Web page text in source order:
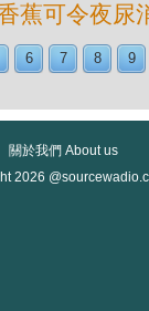
蕉可令夜尿
6 7 8 9
關於我們 About us
2026